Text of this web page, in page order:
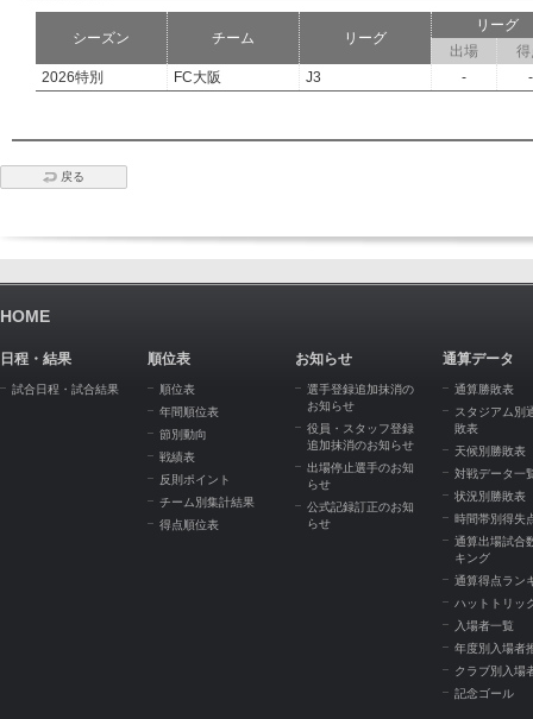
シーズン チーム リーグ
リーグ
出場
得
2026特別
FC大阪 J3 - -
戻る
HOME
日程・結果
試合日程・試合結果
順位表
順位表
年間順位表
節別動向
戦績表
反則ポイント
チーム別集計結果
得点順位表
お知らせ
選手登録追加抹消の
お知らせ
役員・スタッフ登録
追加抹消のお知らせ
出場停止選手のお知
らせ
公式記録訂正のお知
らせ
通算データ
通算勝敗表
スタジアム別
敗表
天候別勝敗表
対戦データ一
状況別勝敗表
時間帯別得失
通算出場試合
キング
通算得点ラン
ハットトリッ
入場者一覧
年度別入場者
クラブ別入場
記念ゴール